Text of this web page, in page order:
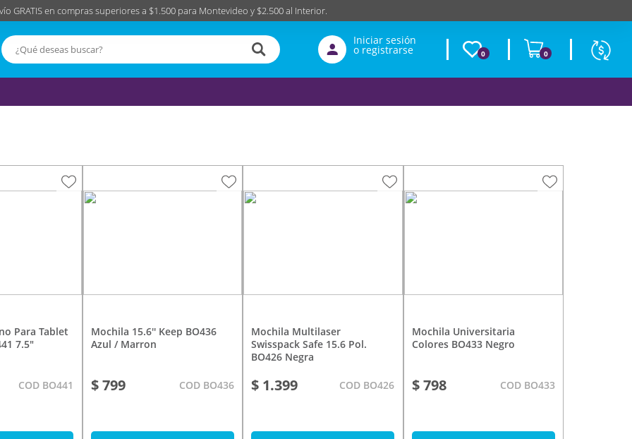
GRATIS en compras superiores a $1.500 para Montevideo y $2.500 al Interior.
Iniciar sesión
o registrarse 0 0
Moneda
Según
$
7.5"
COD BO441
Mochila 15.6'' Keep BO436
Azul / Marron
$ 799 COD BO436
Mochila Multilaser
Swisspack Safe 15.6 Pol.
BO426 Negra
$ 1.399 COD BO426
Mochila Universitaria
Colores BO433 Negro
$ 798 COD BO433